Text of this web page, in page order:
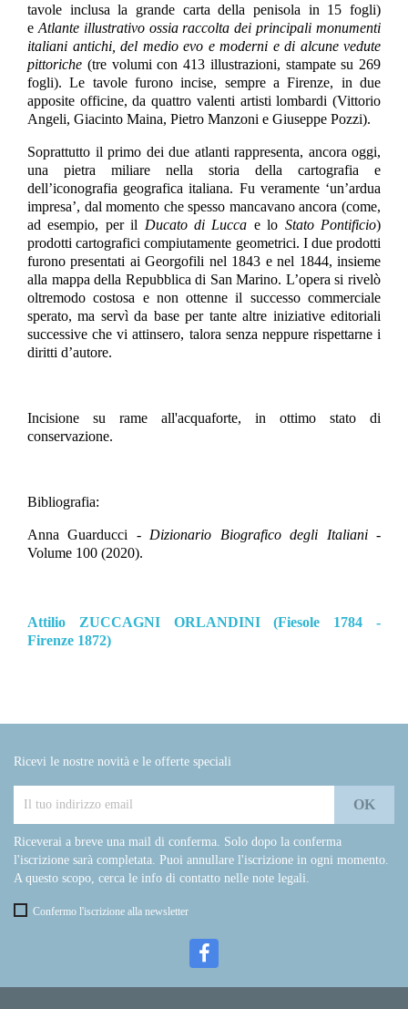
tavole inclusa la grande carta della penisola in 15 fogli)
e Atlante illustrativo ossia raccolta dei principali monumenti
italiani antichi, del medio evo e moderni e di alcune vedute
pittoriche (tre volumi con 413 illustrazioni, stampate su 269
fogli). Le tavole furono incise, sempre a Firenze, in due
apposite officine, da quattro valenti artisti lombardi (Vittorio
Angeli, Giacinto Maina, Pietro Manzoni e Giuseppe Pozzi).
Soprattutto il primo dei due atlanti rappresenta, ancora oggi,
una pietra miliare nella storia della cartografia e
dell’iconografia geografica italiana. Fu veramente ‘un’ardua
impresa’, dal momento che spesso mancavano ancora (come,
ad esempio, per il Ducato di Lucca e lo Stato Pontificio)
prodotti cartografici compiutamente geometrici. I due prodotti
furono presentati ai Georgofili nel 1843 e nel 1844, insieme
alla mappa della Repubblica di San Marino. L’opera si rivelò
oltremodo costosa e non ottenne il successo commerciale
sperato, ma servì da base per tante altre iniziative editoriali
successive che vi attinsero, talora senza neppure rispettarne i
diritti d’autore.
Incisione su rame all'acquaforte, in ottimo stato di
conservazione.
Bibliografia:
Anna Guarducci - Dizionario Biografico degli Italiani-
Volume 100 (2020).
Attilio ZUCCAGNI ORLANDINI (Fiesole 1784 -
Firenze 1872)
Ricevi le nostre novità e le offerte speciali
Riceverai a breve una mail di conferma. Solo dopo la conferma
l'iscrizione sarà completata. Puoi annullare l'iscrizione in ogni momento.
A questo scopo, cerca le info di contatto nelle note legali.
Confermo l'iscrizione alla newsletter